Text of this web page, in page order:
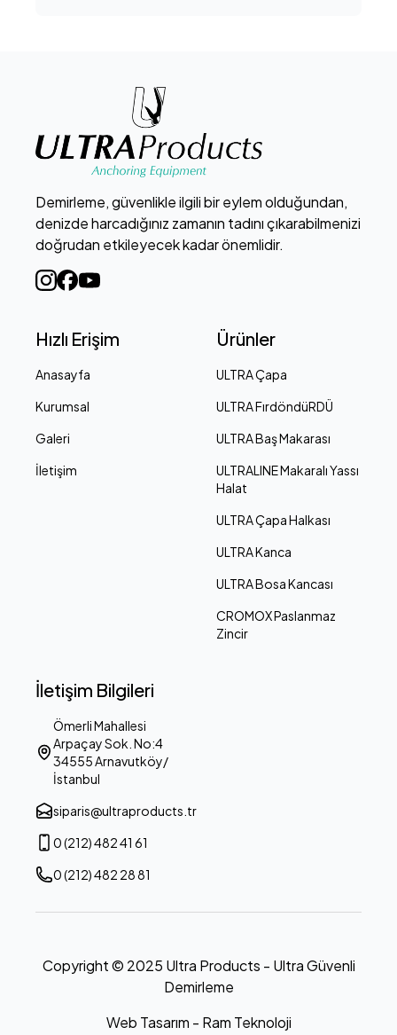
Demirleme, güvenlikle ilgili bir eylem olduğundan,
denizde harcadığınız zamanın tadını çıkarabilmenizi
doğrudan etkileyecek kadar önemlidir.
Hızlı Erişim
Anasayfa
Kurumsal
Galeri
İletişim
Ürünler
ULTRA Çapa
ULTRA FırdöndüRDÜ
ULTRA Baş Makarası
ULTRALINE Makaralı Yassı
Halat
ULTRA Çapa Halkası
ULTRA Kanca
ULTRA Bosa Kancası
CROMOX Paslanmaz
Zincir
İletişim Bilgileri
Ömerli Mahallesi
Arpaçay Sok. No:4
34555 Arnavutköy/
İstanbul
siparis@ultraproducts.tr
0 (212) 482 41 61
0 (212) 482 28 81
Copyright © 2025 Ultra Products - Ultra Güvenli
Demirleme
Web Tasarım - Ram Teknoloji